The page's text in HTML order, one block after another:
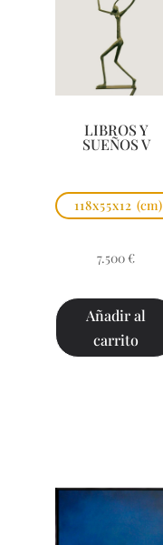
LIBROS Y
SUEÑOS V
118x55x12 (cm)
7.500 €
Añadir al
carrito